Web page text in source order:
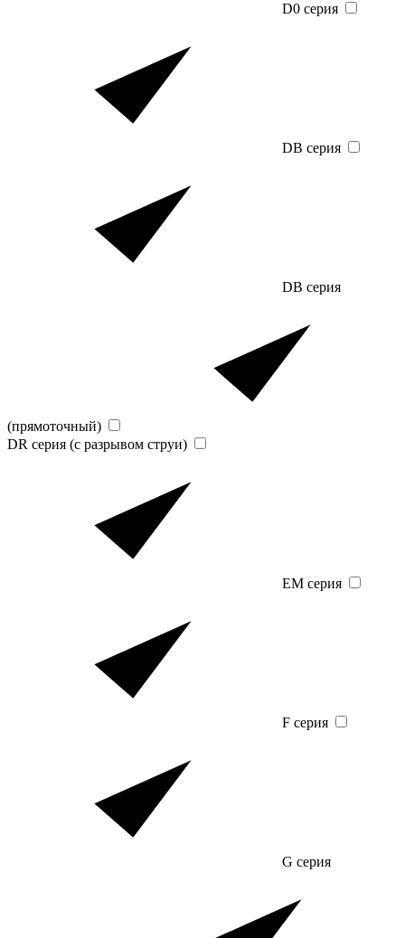
D0 серия
DB серия
DB серия
(прямоточный)
DR серия (с разрывом струи)
EM серия
F серия
G серия